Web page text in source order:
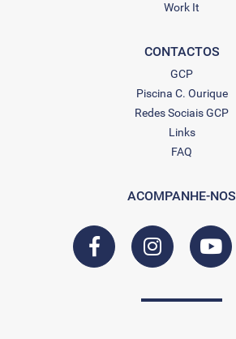
Work It
CONTACTOS
GCP
Piscina C. Ourique
Redes Sociais GCP
Links
FAQ
ACOMPANHE-NOS